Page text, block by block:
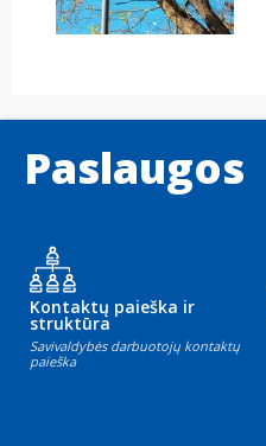
Paslaugos
Kontaktų paieška ir
struktūra
Savivaldybės darbuotojų kontaktų
paieška